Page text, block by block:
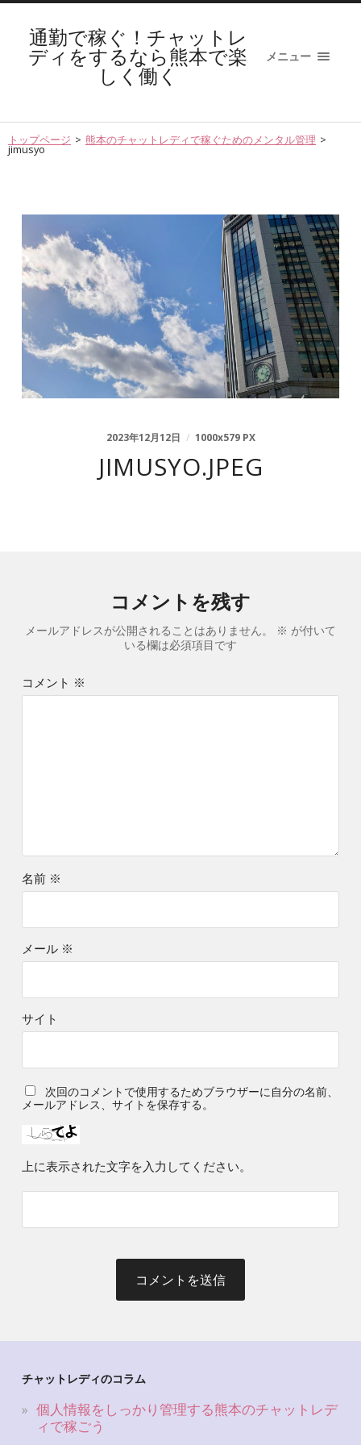
通勤で稼ぐ！チャットレ
ディをするなら熊本で楽
しく働く
メニュー
トップページ > 熊本のチャットレディで稼ぐためのメンタル管理 >
jimusyo
2023年12月12日 / 1000x579 PX
JIMUSYO.JPEG
コメントを残す
メールアドレスが公開されることはありません。 ※ が付いて
いる欄は必須項目です
コメント ※
名前 ※
メール ※
サイト
次回のコメントで使用するためブラウザーに自分の名前、
メールアドレス、サイトを保存する。
上に表示された文字を入力してください。
チャットレディのコラム
個人情報をしっかり管理する熊本のチャットレデ
ィで稼ごう